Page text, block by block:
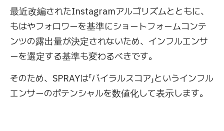
最近改編されたInstagramアルゴリズムとともに、
もはやフォロワーを基準にショートフォームコンテ
ンツの露出量が決定されないため、インフルエンサ
ーを選定する基準も変わるべきです。
そのため、SPRAYは「バイラルスコア」というインフル
エンサーのポテンシャルを数値化して表示します。